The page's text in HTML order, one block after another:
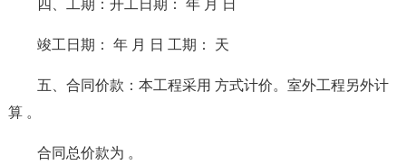
四、工期：开工日期： 年 月 日
竣工日期： 年 月 日 工期： 天
五、合同价款：本工程采用 方式计价。室外工程另外计
算 。
合同总价款为 。